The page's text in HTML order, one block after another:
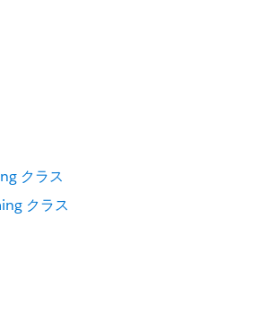
クラス
クラス